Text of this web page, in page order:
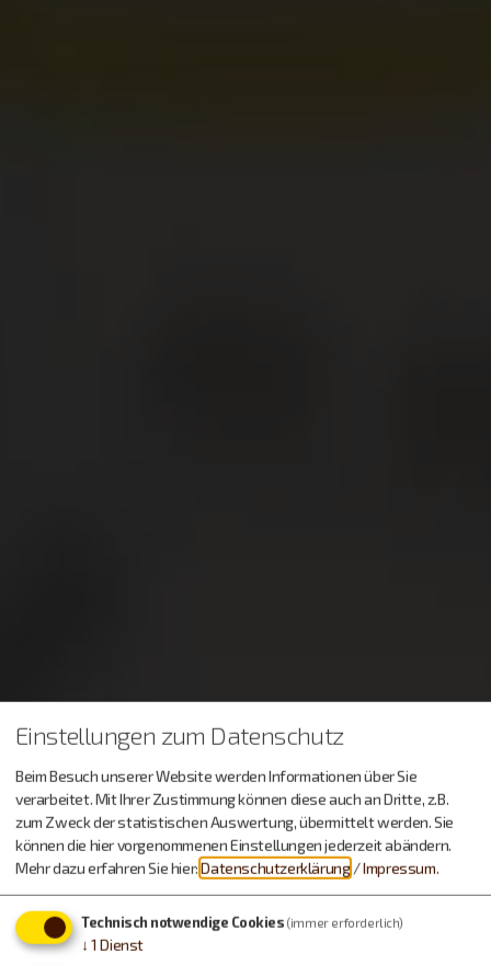
Einstellungen zum Datenschutz
Beim Besuch unserer Website werden Informationen über Sie
verarbeitet. Mit Ihrer Zustimmung können diese auch an Dritte, z.B.
zum Zweck der statistischen Auswertung, übermittelt werden. Sie
können die hier vorgenommenen Einstellungen jederzeit abändern.
Mehr dazu erfahren Sie hier:Datenschutzerklärung /Impressum.
Technisch notwendige Cookies (immer erforderlich)
↓ 1 Dienst